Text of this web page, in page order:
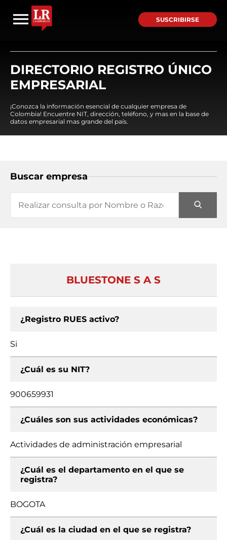
SUSCRIBIRSE
DIRECTORIO REGISTRO ÚNICO
EMPRESARIAL
¡Conozca la información esencial de cualquier empresa de
Colombia! Encuentre NIT, dirección, teléfono, y mas en la base de
datos empresarial mas grande del país.
Buscar empresa
BLUESTONE S A S
¿Registro RUES activo?
Si
¿Cuál es su NIT?
900659931
¿Cuáles son sus actividades económicas?
Actividades de administración empresarial
¿Cuál es el departamento en el que se
registra?
BOGOTA
¿Cuál es la ciudad en el que se registra?